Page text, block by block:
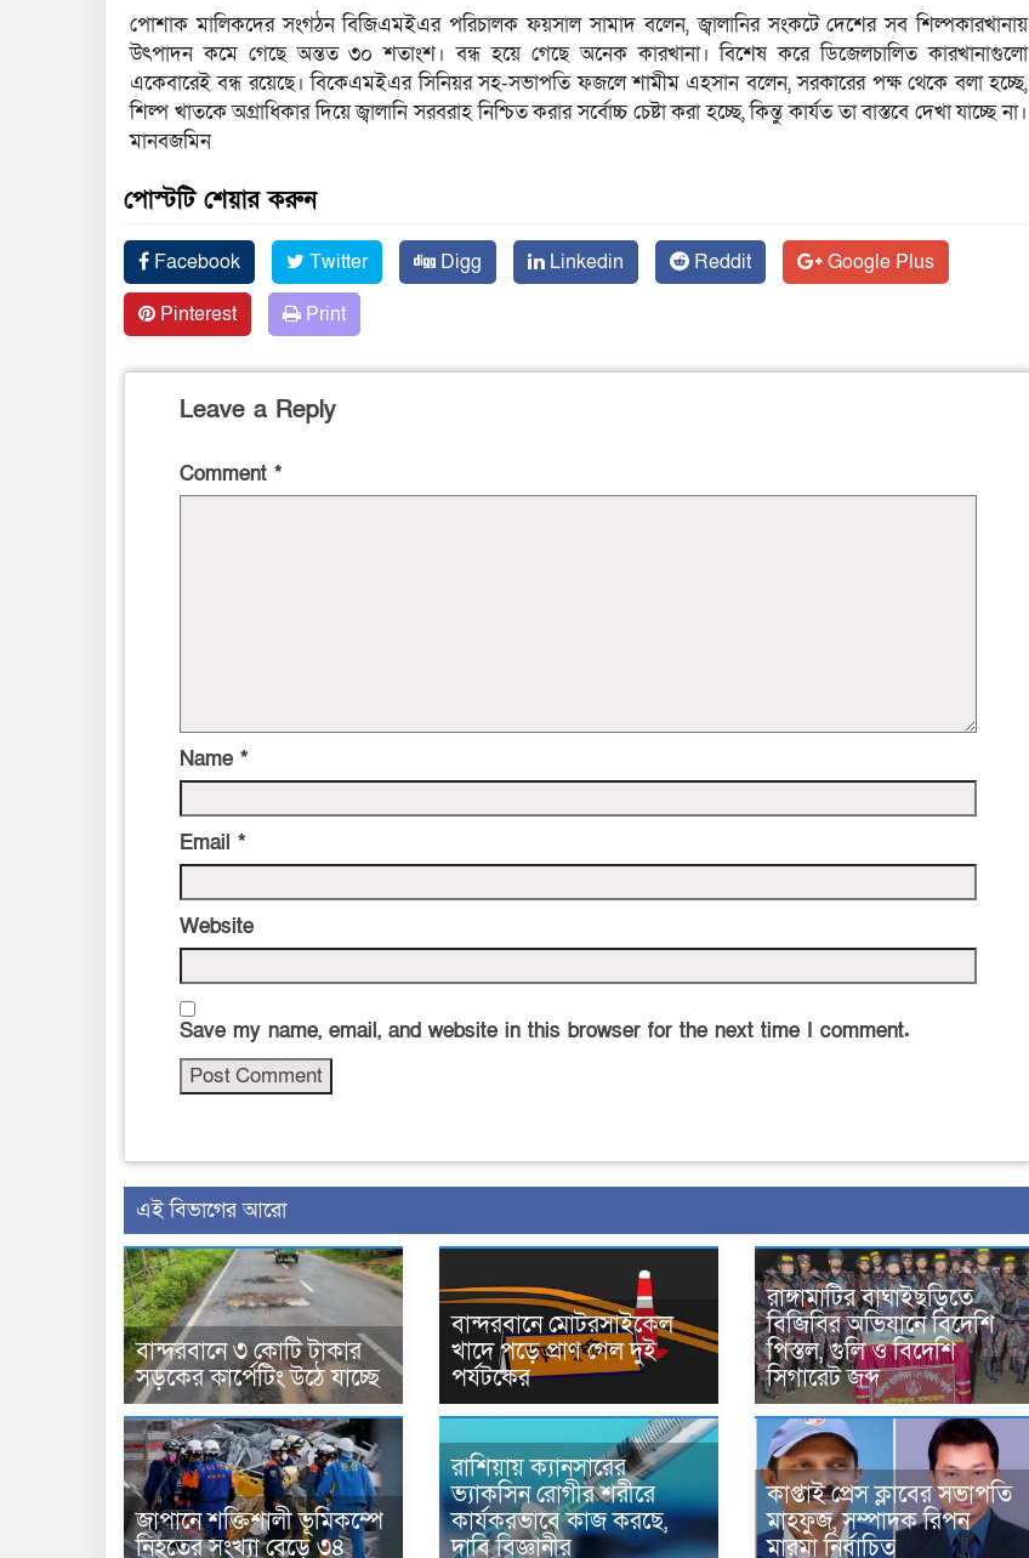
পোশাক মালিকদের সংগঠন বিজিএমইএর পরিচালক ফয়সাল সামাদ বলেন, জ্বালানির সংকটে দেশের সব শিল্পকারখানায়
উৎপাদন কমে গেছে অন্তত ৩০ শতাংশ। বন্ধ হয়ে গেছে অনেক কারখানা। বিশেষ করে ডিজেলচালিত কারখানাগুলো
একেবারেই বন্ধ রয়েছে। বিকেএমইএর সিনিয়র সহ-সভাপতি ফজলে শামীম এহসান বলেন, সরকারের পক্ষ থেকে বলা হচ্ছে,
শিল্প খাতকে অগ্রাধিকার দিয়ে জ্বালানি সরবরাহ নিশ্চিত করার সর্বোচ্চ চেষ্টা করা হচ্ছে, কিন্তু কার্যত তা বাস্তবে দেখা যাচ্ছে না।
মানবজমিন
পোস্টটি শেয়ার করুন
Facebook Twitter Digg Linkedin Reddit
Google Plus
Pinterest
Print
Leave a Reply
Comment *
Name *
Email *
Website
Save my name, email, and website in this browser for the next time I comment.
এই বিভাগের আরো
বান্দরবানে ৩ কোটি টাকার
সড়কের কার্পেটিং উঠে যাচ্ছে
বান্দরবানে মোটরসাইকেল
খাদে পড়ে প্রাণ গেল দুই
পর্যটকের
রাঙ্গামাটির বাঘাইছড়িতে
বিজিবির অভিযানে বিদেশি
পিস্তল, গুলি ও বিদেশি
সিগারেট জব্দ
জাপানে শক্তিশালী ভূমিকম্পে
নিহতের সংখ্যা বেড়ে ৩৪
রাশিয়ায় ক্যানসারের
ভ্যাকসিন রোগীর শরীরে
কার্যকরভাবে কাজ করছে,
দাবি বিজ্ঞানীর
কাপ্তাই প্রেস ক্লাবের সভাপতি
মাহফুজ, সম্পাদক রিপন
মারমা নির্বাচিত